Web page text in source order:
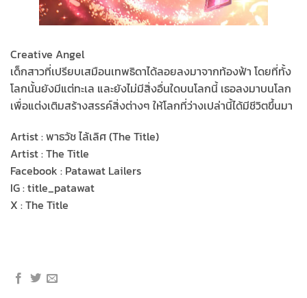
Creative Angel
เด็กสาวที่เปรียบเสมือนเทพธิดาได้ลอยลงมาจากท้องฟ้า โดยที่ทั้ง
โลกนั้นยังมีแต่ทะเล และยังไม่มีสิ่งอื่นใดบนโลกนี้ เธอลงมาบนโลก
เพื่อแต่งเติมสร้างสรรค์สิ่งต่างๆ ให้โลกที่ว่างเปล่านี้ได้มีชีวิตขึ้นมา
Artist : พาธวัช ไล้เลิศ (The Title)
Artist : The Title
Facebook : Patawat Lailers
IG : title_patawat
X : The Title